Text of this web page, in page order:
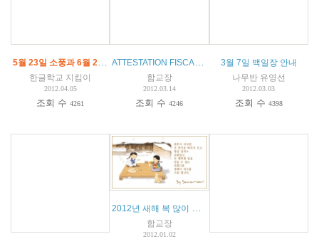
5월 23일 소풍과 6월 23일 학예회 안내
한글학교 지킴이
2012.04.05
조회 수4261
ATTESTATION FISCALE ANNEE 2011-2012
함교장
2012.03.14
조회 수4246
3월 7일 백일장 안내
나무반 유영선
2012.03.03
조회 수 4398
함교장
2012.01.02